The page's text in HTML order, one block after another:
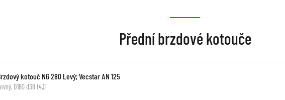
Přední brzdové kotouče
kotouč NG 280 Levý; Vecstar AN 125
D180 d38 t4,0